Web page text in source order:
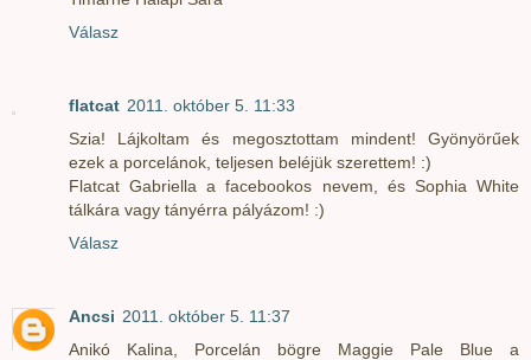
Válasz
flatcat 2011. október 5. 11:33
Szia! Lájkoltam és megosztottam mindent! Gyönyörűek
ezek a porcelánok, teljesen beléjük szerettem! :)
Flatcat Gabriella a facebookos nevem, és Sophia White
tálkára vagy tányérra pályázom! :)
Válasz
Ancsi 2011. október 5. 11:37
Anikó Kalina, Porcelán bögre Maggie Pale Blue a